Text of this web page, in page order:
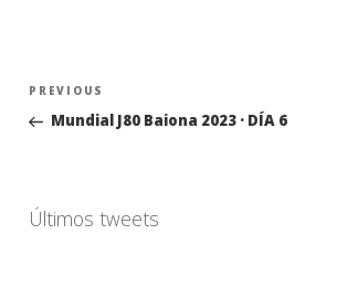
Navegación
entradas
Previous
Post
PREVIOUS
Mundial J80 Baiona 2023 · DÍA 6
Últimos tweets